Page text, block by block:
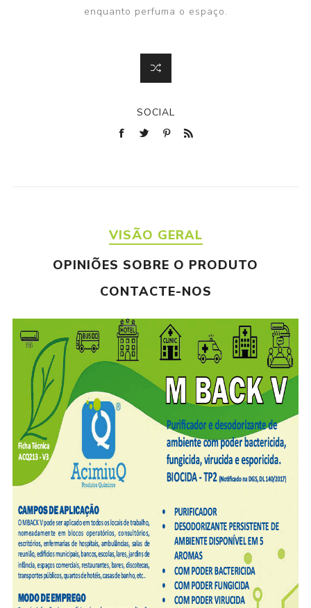
enquanto perfuma o espaço.
SOCIAL
VISÃO GERAL
OPINIÕES SOBRE O PRODUTO
CONTACTE-NOS